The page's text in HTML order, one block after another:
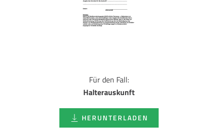
Für den Fall:
Halterauskunft
HERUNTERLADEN